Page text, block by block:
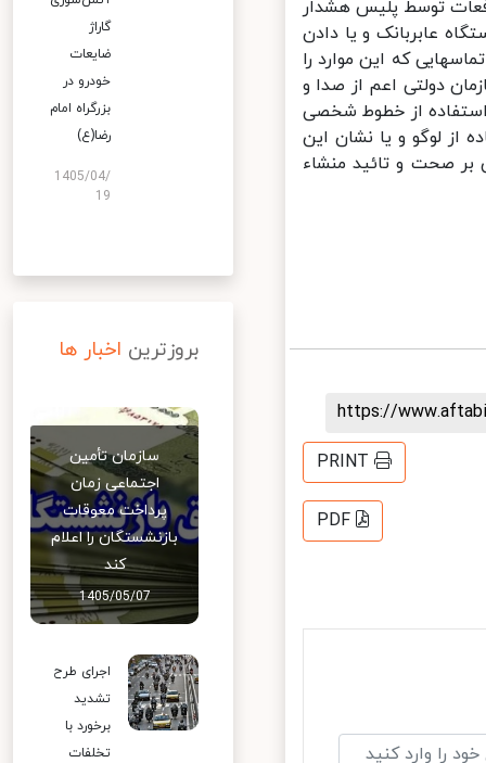
توسط پلیس هشدار
عابربانک و یا دادن
که این موارد را
دولتی اعم از صدا و
از خطوط شخصی
لوگو و یا نشان این
صحت و تائید منشاء
https://
PRINT
PDF
گاراژ
ضایعات
خودرو در
بزرگراه امام
رضا(ع)
1405/04/
19
بروزترین اخبار ها
سازمان تأمین
اجتماعی زمان
پرداخت معوقات
بازنشستگان را اعلام
کند
1405/05/07
اجرای طرح
تشدید
برخورد با
تخلفات